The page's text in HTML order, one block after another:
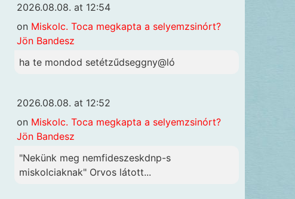
2026.08.08. at 12:54
on Miskolc. Toca megkapta a selyemzsinórt?
Jön Bandesz
ha te mondod setétzűdseggny@ló
2026.08.08. at 12:52
on Miskolc. Toca megkapta a selyemzsinórt?
Jön Bandesz
"Nekünk meg nemfideszeskdnp-s
miskolciaknak" Orvos látott...